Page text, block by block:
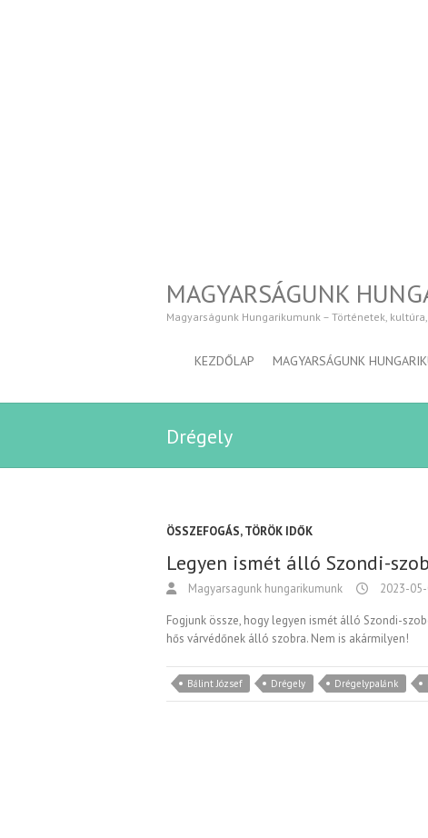
MAGYARSÁGUNK
Magyarságunk Hungarikumunk – Történetek,
KEZDŐLAP MAGYARSÁGUNK
Drégely
ÖSSZEFOGÁS,TÖRÖK IDŐK
Legyen ismét álló Szondi-
Magyarsagunk hungarikumunk 2023-
Fogjunk össze, hogy legyen ismét álló Szondi-
hős várvédőnek álló szobra. Nem is akármilyen!
Bálint József Drégely Drégelypalánk